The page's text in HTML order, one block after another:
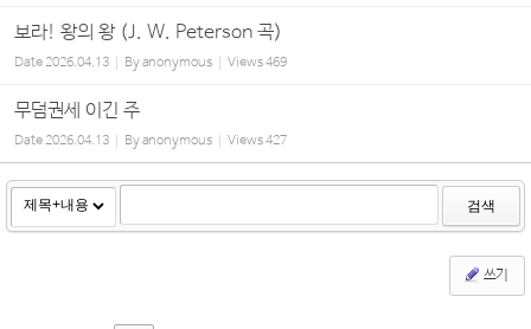
보라! 왕의 왕 (J. W. Peterson 곡)
Date2026.04.13 Byanonymous Views469
무덤권세 이긴 주
Date2026.04.13 Byanonymous Views427
검색
쓰기